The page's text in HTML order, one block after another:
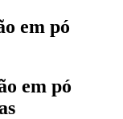
em pó
em pó